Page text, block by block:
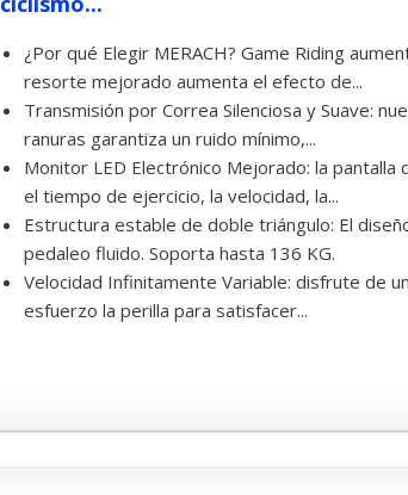
¿Por qué Elegir MERACH? Game Riding
resorte mejorado aumenta el efecto de...
Transmisión por Correa Silenciosa y Suave:
ranuras garantiza un ruido mínimo,...
Monitor LED Electrónico Mejorado: la
el tiempo de ejercicio, la velocidad, la...
Estructura estable de doble triángulo: El
pedaleo fluido. Soporta hasta 136 KG.
Velocidad Infinitamente Variable: disfrute de
esfuerzo la perilla para satisfacer...